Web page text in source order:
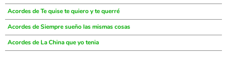
Acordes de Te quise te quiero y te querré
Acordes de Siempre sueño las mismas cosas
Acordes de La China que yo tenia